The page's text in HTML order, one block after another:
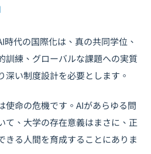
時代の国際化は、真の共同学位、
訓練、グローバルな課題への実質
深い制度設計を必要とします。
使命の危機です。AIがあらゆる問
て、大学の存在意義はまさに、正
きる人間を育成することにありま